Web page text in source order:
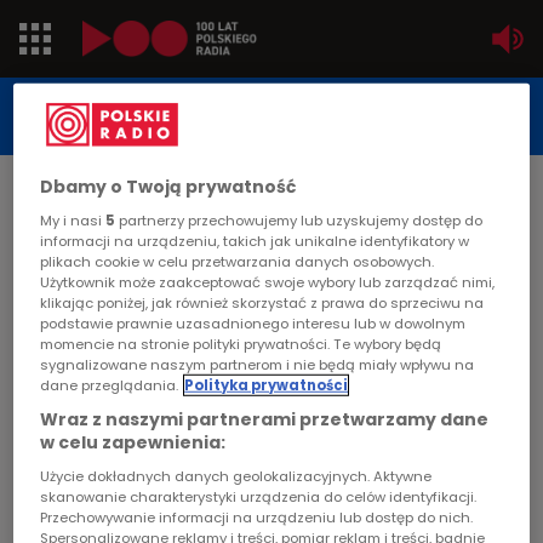
Jedynka
Trójka
Czwórka
PR24
Poland
Dzieci
STUDIO REPORTAŻU
POLSKIEGO RADIA
DATA PUBLIKACJI:
2011-01-18
STRONA GŁÓWNA>ARTYKUŁ
Inwestorzy społeczni
STUDIO REPORTAŻU I DOKUMENTU
Dbamy o Twoją prywatność
My i nasi 5 partnerzy przechowujemy lub uzyskujemy dostęp do
informacji na urządzeniu, takich jak unikalne identyfikatory w
plikach cookie w celu przetwarzania danych osobowych.
Użytkownik może zaakceptować swoje wybory lub zarządzać nimi,
klikając poniżej, jak również skorzystać z prawa do sprzeciwu na
podstawie prawnie uzasadnionego interesu lub w dowolnym
momencie na stronie polityki prywatności. Te wybory będą
sygnalizowane naszym partnerom i nie będą miały wpływu na
dane przeglądania. Polityka prywatności
Wraz z naszymi partnerami przetwarzamy dane
w celu zapewnienia:
Użycie dokładnych danych geolokalizacyjnych. Aktywne
skanowanie charakterystyki urządzenia do celów identyfikacji.
Przechowywanie informacji na urządzeniu lub dostęp do nich.
Spersonalizowane reklamy i treści, pomiar reklam i treści, badnie